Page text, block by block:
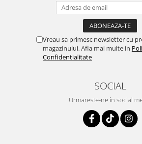
Vreau sa primesc newsletter cu
magazinului. Afla mai multe in
Confidentialitate
SOCIAL
Urmareste-ne in social